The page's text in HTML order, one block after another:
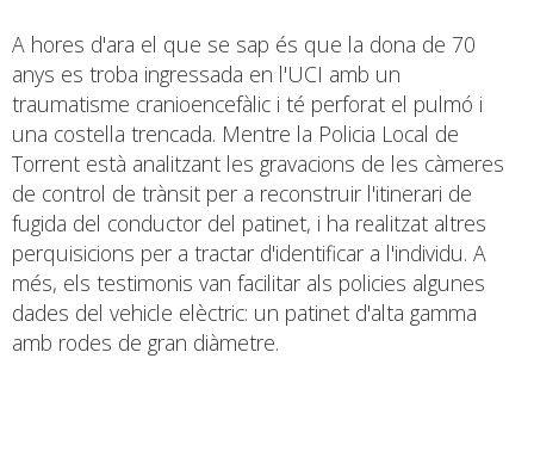
A hores d'ara el que se sap és que la dona de 70
anys es troba ingressada en l'UCI amb un
traumatisme cranioencefàlic i té perforat el pulmó i
una costella trencada. Mentre la Policia Local de
Torrent està analitzant les gravacions de les càmeres
de control de trànsit per a reconstruir l'itinerari de
fugida del conductor del patinet, i ha realitzat altres
perquisicions per a tractar d'identificar a l'individu. A
més, els testimonis van facilitar als policies algunes
dades del vehicle elèctric: un patinet d'alta gamma
amb rodes de gran diàmetre.